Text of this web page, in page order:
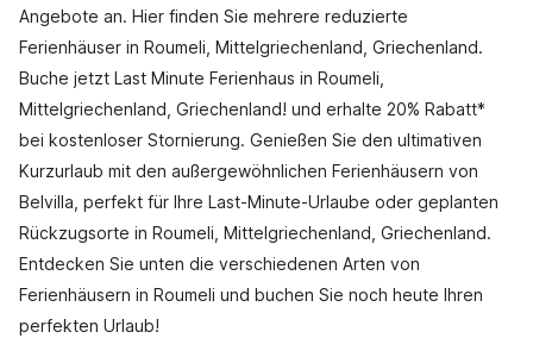
Angebote an. Hier finden Sie mehrere reduzierte
Ferienhäuser in Roumeli, Mittelgriechenland, Griechenland.
Buche jetzt Last Minute Ferienhaus in Roumeli,
Mittelgriechenland, Griechenland! und erhalte 20% Rabatt*
bei kostenloser Stornierung. Genießen Sie den ultimativen
Kurzurlaub mit den außergewöhnlichen Ferienhäusern von
Belvilla, perfekt für Ihre Last-Minute-Urlaube oder geplanten
Rückzugsorte in Roumeli, Mittelgriechenland, Griechenland.
Entdecken Sie unten die verschiedenen Arten von
Ferienhäusern in Roumeli und buchen Sie noch heute Ihren
perfekten Urlaub!